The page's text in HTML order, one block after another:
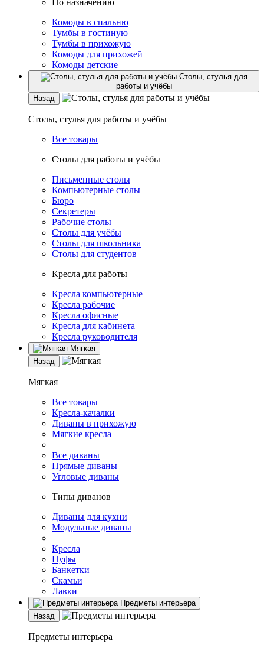
По назначению
Комоды в спальню
Тумбы в гостиную
Тумбы в прихожую
Комоды для прихожей
Комоды детские
Столы, стулья для
работы и учёбы
Назад
Столы, стулья для работы и учёбы
Все товары
Столы для работы и учёбы
Письменные столы
Компьютерные столы
Бюро
Секретеры
Рабочие столы
Столы для учёбы
Столы для школьника
Столы для студентов
Кресла для работы
Кресла компьютерные
Кресла рабочие
Кресла офисные
Кресла для кабинета
Кресла руководителя
Мягкая
Назад
Мягкая
Все товары
Кресла-качалки
Диваны в прихожую
Мягкие кресла
Все диваны
Прямые диваны
Угловые диваны
Типы диванов
Диваны для кухни
Модульные диваны
Кресла
Пуфы
Банкетки
Скамьи
Лавки
Предметы интерьера
Назад
Предметы интерьера